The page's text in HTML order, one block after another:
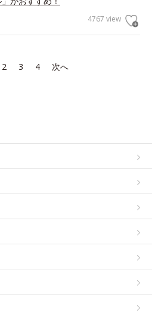
4767 view
2 3 4 次へ